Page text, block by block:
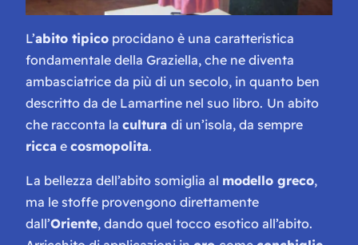
L’abito tipico procidano è una caratteristica
fondamentale della Graziella, che ne diventa
ambasciatrice da più di un secolo, in quanto ben
descritto da de Lamartine nel suo libro. Un abito
che racconta la cultura di un’isola, da sempre
ricca e cosmopolita.
La bellezza dell’abito somiglia al modello greco,
ma le stoffe provengono direttamente
dall’Oriente, dando quel tocco esotico all’abito.